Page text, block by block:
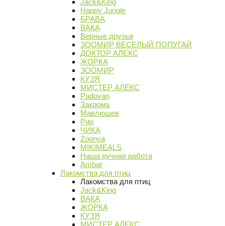
Jack&King
Happy Jungle
БРАВА
ВАКА
Верные друзья
ЗООМИР ВЕСЕЛЫЙ ПОПУГАЙ
ДОКТОР АЛЕКС
ЖОРКА
ЗООМИР
КУЗЯ
МИСТЕР АЛЕКС
Padovan
Закрома
Мавлюшев
Рио
ЧИКА
Zoonya
MIKIMEALS
Наша ручная работа
Ambar
Лакомства для птиц
Лакомства для птиц
Jack&King
ВАКА
ЖОРКА
КУЗЯ
МИСТЕР АЛЕКС